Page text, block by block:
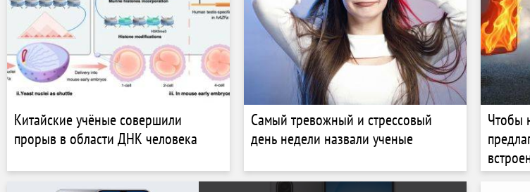
Китайские учёные совершили
прорыв в области ДНК человека
Самый тревожный и стрессовый
день недели назвали ученые
Чтобы